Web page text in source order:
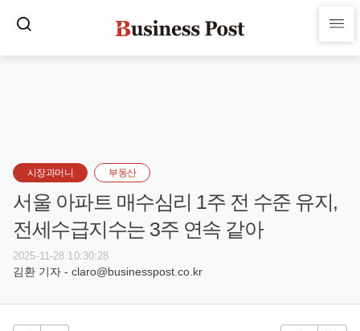
시장과머니 부동산
서울 아파트 매수심리 1주 전 수준 유지,
전세수급지수는 3주 연속 같아
2025-11-28 10:30:28
김환 기자 - claro@businesspost.co.kr